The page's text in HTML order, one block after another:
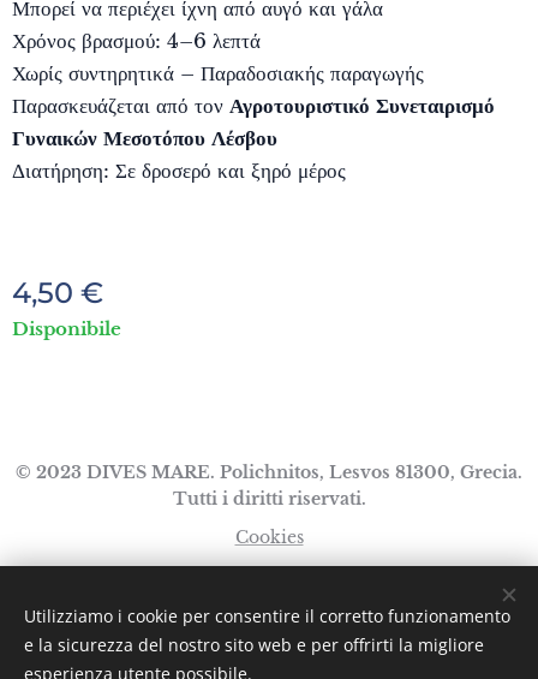
Μπορεί να περιέχει ίχνη από αυγό και γάλα
Χρόνος βρασμού: 4–6 λεπτά
Χωρίς συντηρητικά – Παραδοσιακής παραγωγής
Παρασκευάζεται από τον Αγροτουριστικό Συνεταιρισμό
Γυναικών Μεσοτόπου Λέσβου
Διατήρηση: Σε δροσερό και ξηρό μέρος
4,50 €
Disponibile
© 2023 DIVES MARE. Polichnitos, Lesvos 81300, Grecia.
Tutti i diritti riservati.
Cookies
Ελληνικά
English Italiano
Utilizziamo i cookie per consentire il corretto funzionamento
e la sicurezza del nostro sito web e per offrirti la migliore
esperienza utente possibile.